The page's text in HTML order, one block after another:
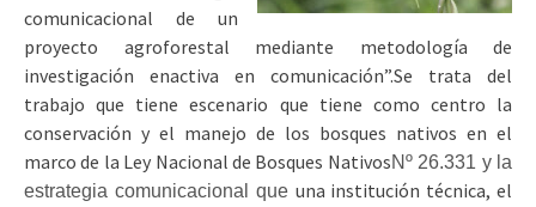
comunicacional de un
proyecto agroforestal mediante metodología de
investigación enactiva en comunicación”.Se trata del
trabajo que tiene escenario que tiene como centro la
conservación y el manejo de los bosques nativos en el
marco de la Ley Nacional de Bosques NativosNº 26.331 y la
estrategia comunicacional que una institución técnica, el